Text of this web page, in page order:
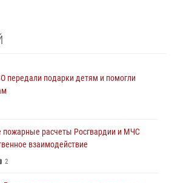
передали подарки детям и помогли
пожарные расчеты Росгвардии и МЧС
взаимодействие
2